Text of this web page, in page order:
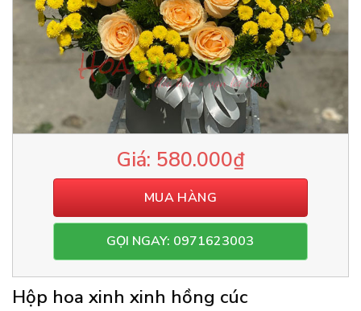
580.000₫
MUA HÀNG
GỌI NGAY: 0971623003
Hộp hoa xinh xinh hồng cúc